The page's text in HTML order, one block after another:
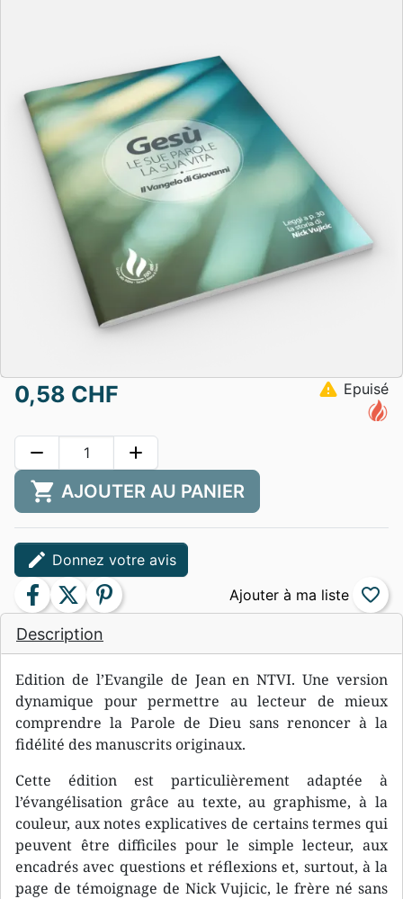
Description
Edition de l’Evangile de Jean en NTVI. Une version
dynamique pour permettre au lecteur de mieux
comprendre la Parole de Dieu sans renoncer à la
fidélité des manuscrits originaux.
Cette édition est particulièrement adaptée à
l’évangélisation grâce au texte, au graphisme, à la
couleur, aux notes explicatives de certains termes qui
peuvent être difficiles pour le simple lecteur, aux
encadrés avec questions et réflexions et, surtout, à la
page de témoignage de Nick Vujicic, le frère né sans
0,58 CHF warning Epuisé
remove add
shopping_cart AJOUTER AU PANIER
edit Donnez votre avis
facebook twitter pinterest favorite_border